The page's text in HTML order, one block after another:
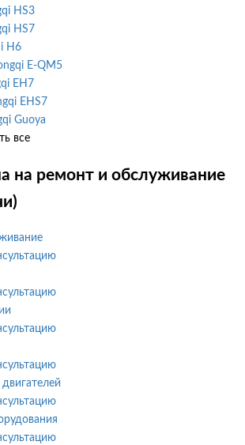
HS3
HS7
H6
E-QM5
EH7
EHS7
Guoya
все
на ремонт и обслуживание